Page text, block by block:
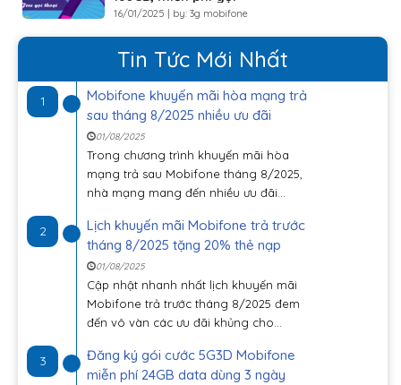
16/01/2025 | by: 3g mobifone
Tin Tức Mới Nhất
1
Mobifone khuyến mãi hòa mạng trả
sau tháng 8/2025 nhiều ưu đãi
01/08/2025
Trong chương trình khuyến mãi hòa
mạng trả sau Mobifone tháng 8/2025,
nhà mạng mang đến nhiều ưu đãi...
2
Lịch khuyến mãi Mobifone trả trước
tháng 8/2025 tặng 20% thẻ nạp
01/08/2025
Cập nhật nhanh nhất lịch khuyến mãi
Mobifone trả trước tháng 8/2025 đem
đến vô vàn các ưu đãi khủng cho...
3
Đăng ký gói cước 5G3D Mobifone
miễn phí 24GB data dùng 3 ngày